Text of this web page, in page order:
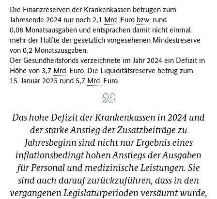
s
u
n
d
h
e
i
t
(
G
Die Finanzreserven der Krankenkassen betrugen zum
Jahresende 2024 nur noch 2,1 Mrd. Euro bzw . rund
0,08 Monatsausgaben und entsprachen damit nicht einmal
mehr der Hälfte der gesetzlich vorgesehenen Mindestreserve
von 0,2 Monatsausgaben.
Der Gesundheitsfonds verzeichnete im Jahr 2024 ein Defizit in
Höhe von 3,7 Mrd. Euro. Die Liquiditätsreserve betrug zum
15. Januar 2025 rund 5,7 Mrd. Euro.
Das hohe Defizit der Krankenkassen in 2024 und
der starke Anstieg der Zusatzbeiträge zu
Jahresbeginn sind nicht nur Ergebnis eines
inflationsbedingt hohen Anstiegs der Ausgaben
für Personal und medizinische Leistungen. Sie
sind auch darauf zurückzuführen, dass in den
vergangenen Legislaturperioden versäumt wurde,